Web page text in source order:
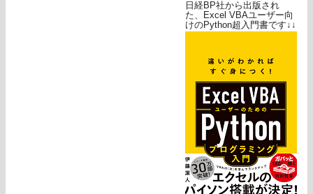
日経BP社から出版され
た、Excel VBAユーザー向
けのPython超入門書です↓↓